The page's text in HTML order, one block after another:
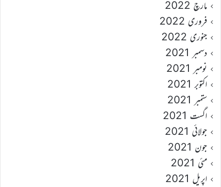
مارچ 2022
فروری 2022
جنوری 2022
دسمبر 2021
نومبر 2021
اکتوبر 2021
ستمبر 2021
اگست 2021
جولائی 2021
جون 2021
مئی 2021
اپریل 2021